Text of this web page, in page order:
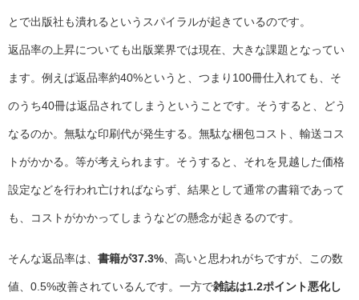
とで出版社も潰れるというスパイラルが起きているのです。
返品率の上昇についても出版業界では現在、大きな課題となってい
ます。例えば返品率約40%というと、つまり100冊仕入れても、そ
のうち40冊は返品されてしまうということです。そうすると、どう
なるのか。無駄な印刷代が発生する。無駄な梱包コスト、輸送コス
トがかかる。等が考えられます。そうすると、それを見越した価格
設定などを行われ亡ければならず、結果として通常の書籍であって
も、コストがかかってしまうなどの懸念が起きるのです。
そんな返品率は、 書籍が37.3%、高いと思われがちですが、この数
値、0.5%改善されているんです。一方で雑誌は1.2ポイント悪化し